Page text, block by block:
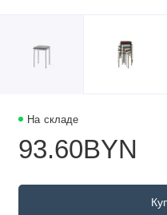
На складе
93.60BYN